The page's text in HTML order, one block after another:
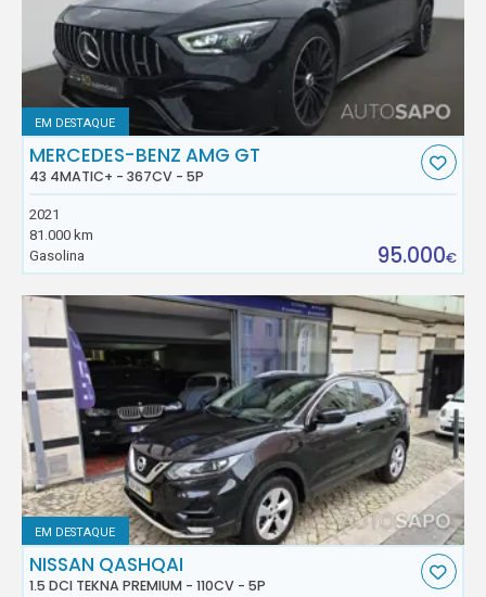
EM DESTAQUE
MERCEDES-BENZ AMG GT
43 4MATIC+ - 367CV - 5P
2021
81.000 km
Gasolina
95.000€
EM DESTAQUE
NISSAN QASHQAI
1.5 DCI TEKNA PREMIUM - 110CV - 5P